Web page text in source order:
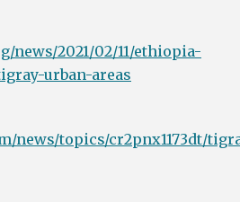
news/2021/02/11/ethiopia-
urban-areas
news/topics/cr2pnx1173dt/